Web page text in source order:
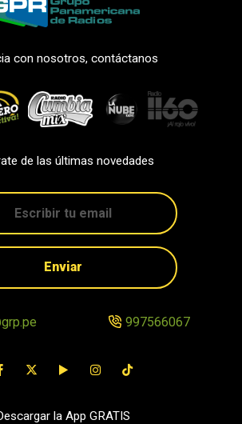
con nosotros, contáctanos
de las últimas novedades
Enviar
997566067
la App GRATIS